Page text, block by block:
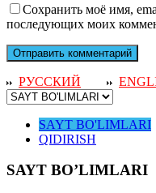
Сохранить моё имя,
последующих моих
РУССКИЙ
SAYT BO'LIMLARI
QIDIRISH
SAYT BO’LIMLARI